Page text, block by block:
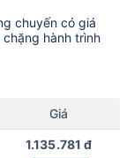
chuyến có giá
hành trình
Giá
1.135.781 đ